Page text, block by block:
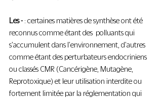
Les - : certaines matières de synthèse ont été
reconnus comme étant des  polluants qui
s'accumulent dans l'environnement, d'autres
comme étant des perturbateurs endocriniens
ou classés CMR (Cancérigène, Mutagène,
Reprotoxique) et leur utilisation interdite ou
fortement limitée par la réglementation qui